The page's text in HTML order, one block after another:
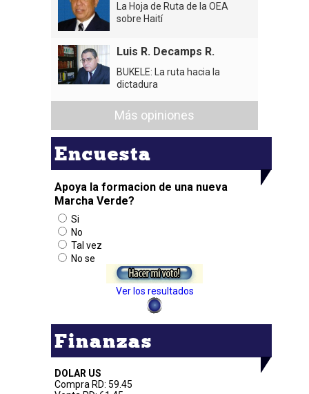
La Hoja de Ruta de la OEA
sobre Haití
Luis R. Decamps R.
BUKELE: La ruta hacia la
dictadura
Más opiniones
Encuesta
Apoya la formacion de una nueva
Marcha Verde?
Si
No
Tal vez
No se
Ver los resultados
Finanzas
DOLAR US
Compra RD: 59.45